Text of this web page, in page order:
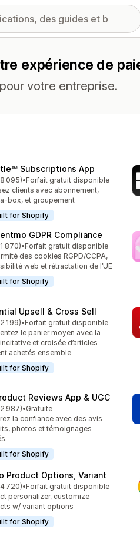
expérience de
votre entreprise.
Subscriptions App
sur 5
095)au total
•Forfait gratuit disponible
clients avec abonnement,
box, et groupement
for Shopify
GDPR Compliance
sur 5
870)au total
•Forfait gratuit disponible
des cookies RGPD/CCPA,
web et rétractation de l’UE
for Shopify
Upsell & Cross Sell
sur 5
199)au total
•Forfait gratuit disponible
le panier moyen avec la
et croisée d’articles
achetés ensemble
for Shopify
Reviews App & UGC
sur 5
987)au total
•Gratuite
la confiance avec des avis
photos et témoignages
for Shopify
Product Options, Variant
sur 5
720)au total
•Forfait gratuit disponible
personalizer, customize
w/ variant options
for Shopify